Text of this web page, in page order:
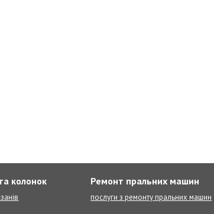
колонок Ремонт пральних машин
послуги з ремонту пральних машин